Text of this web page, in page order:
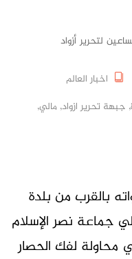
لتحرير أزواد
اخبار العالم
, جبهة تحرير ازواد, مالي,
بالقرب من بلدة
جماعة نصر الإسلام
محاولة لفك الحصار